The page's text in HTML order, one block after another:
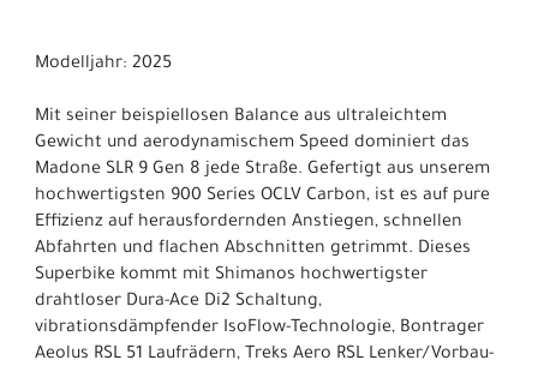
Modelljahr: 2025
Mit seiner beispiellosen Balance aus ultraleichtem
Gewicht und aerodynamischem Speed dominiert das
Madone SLR 9 Gen 8 jede Straße. Gefertigt aus unserem
hochwertigsten 900 Series OCLV Carbon, ist es auf pure
Effizienz auf herausfordernden Anstiegen, schnellen
Abfahrten und flachen Abschnitten getrimmt. Dieses
Superbike kommt mit Shimanos hochwertigster
drahtloser Dura-Ace Di2 Schaltung,
vibrationsdämpfender IsoFlow-Technologie, Bontrager
Aeolus RSL 51 Laufrädern, Treks Aero RSL Lenker/Vorbau-